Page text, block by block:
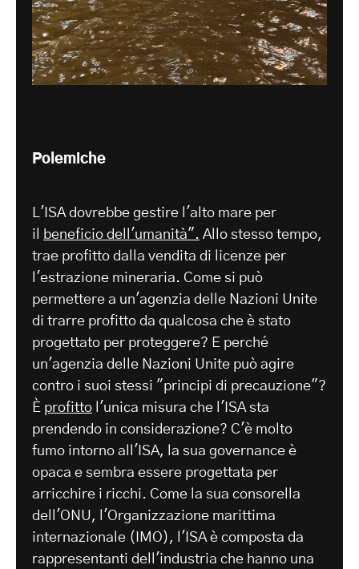
Polemiche
L'ISA dovrebbe gestire l'alto mare per
il
beneficio dell'umanità". Allo stesso tempo,
trae profitto dalla vendita di licenze per
l'estrazione mineraria. Come si può
permettere a un'agenzia delle Nazioni Unite
di trarre profitto da qualcosa che è stato
progettato per proteggere? E perché
un'agenzia delle Nazioni Unite può agire
contro i suoi stessi "principi di precauzione"?
È profitto l'unica misura che l'ISA sta
prendendo in considerazione? C'è molto
fumo intorno all'ISA, la sua governance è
opaca e sembra essere progettata per
arricchire i ricchi. Come la sua consorella
dell'ONU, l'Organizzazione marittima
internazionale (IMO), l'ISA è composta da
rappresentanti dell'industria che hanno una